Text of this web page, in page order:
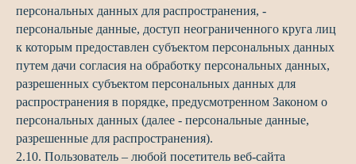
персональных данных для распространения, -
персональные данные, доступ неограниченного круга лиц
к которым предоставлен субъектом персональных данных
путем дачи согласия на обработку персональных данных,
разрешенных субъектом персональных данных для
распространения в порядке, предусмотренном Законом о
персональных данных (далее - персональные данные,
разрешенные для распространения).
2.10. Пользователь – любой посетитель веб-сайта